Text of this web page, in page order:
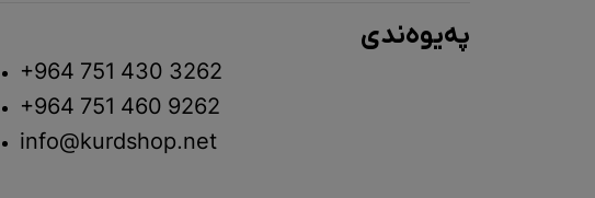
پەیوەندی
+964 751 430 3262
+964 751 460 9262
info@kurdshop.net